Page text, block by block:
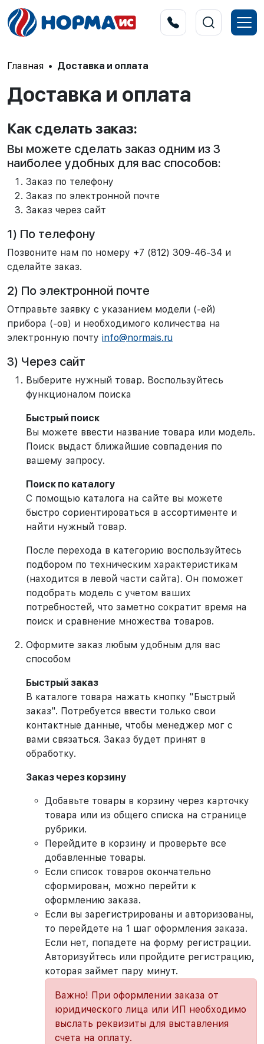
Главная Доставка и оплата
Доставка и оплата
Как сделать заказ:
Вы можете сделать заказ одним из 3
наиболее удобных для вас способов:
Заказ по телефону
Заказ по электронной почте
Заказ через сайт
1) По телефону
Позвоните нам по номеру +7 (812) 309-46-34 и
сделайте заказ.
2) По электронной почте
Отправьте заявку с указанием модели (-ей)
прибора (-ов) и необходимого количества на
электронную почту info@normais.ru
3) Через сайт
Выберите нужный товар. Воспользуйтесь
функционалом поиска
Быстрый поиск
Вы можете ввести название товара или модель.
Поиск выдаст ближайшие совпадения по
вашему запросу.
Поиск по каталогу
С помощью каталога на сайте вы можете
быстро сориентироваться в ассортименте и
найти нужный товар.
После перехода в категорию воспользуйтесь
подбором по техническим характеристикам
(находится в левой части сайта). Он поможет
подобрать модель с учетом ваших
потребностей, что заметно сократит время на
поиск и сравнение множества товаров.
Оформите заказ любым удобным для вас
способом
Быстрый заказ
В каталоге товара нажать кнопку "Быстрый
заказ". Потребуется ввести только свои
контактные данные, чтобы менеджер мог с
вами связаться. Заказ будет принят в
обработку.
Заказ через корзину
Добавьте товары в корзину через карточку
товара или из общего списка на странице
рубрики.
Перейдите в корзину и проверьте все
добавленные товары.
Если список товаров окончательно
сформирован, можно перейти к
оформлению заказа.
Если вы зарегистрированы и авторизованы,
то перейдете на 1 шаг оформления заказа.
Если нет, попадете на форму регистрации.
Авторизуйтесь или пройдите регистрацию,
которая займет пару минут.
Важно! При оформлении заказа от
юридического лица или ИП необходимо
выслать реквизиты для выставления
счета на оплату.